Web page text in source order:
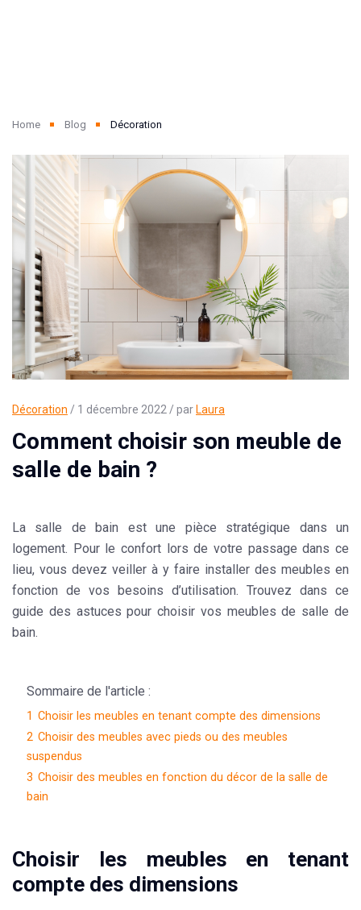
Home Blog Décoration
Décoration / 1 décembre 2022 / par Laura
Comment choisir son meuble de
salle de bain ?
La salle de bain est une pièce stratégique dans un
logement. Pour le confort lors de votre passage dans ce
lieu, vous devez veiller à y faire installer des meubles en
fonction de vos besoins d’utilisation. Trouvez dans ce
guide des astuces pour choisir vos meubles de salle de
bain.
Sommaire de l'article :
1 Choisir les meubles en tenant compte des dimensions
2 Choisir des meubles avec pieds ou des meubles
suspendus
3 Choisir des meubles en fonction du décor de la salle de
bain
Choisir les meubles en tenant
compte des dimensions